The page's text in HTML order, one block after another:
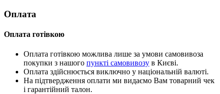
Оплата
Оплата готівкою
Оплата готівкою можлива лише за умови самовивоза
покупки з нашого пункті самовивозу в Києві.
Оплата здійснюється виключно у національній валюті.
На підтвердження оплати ми видаємо Вам товарний чек
і гарантійний талон.